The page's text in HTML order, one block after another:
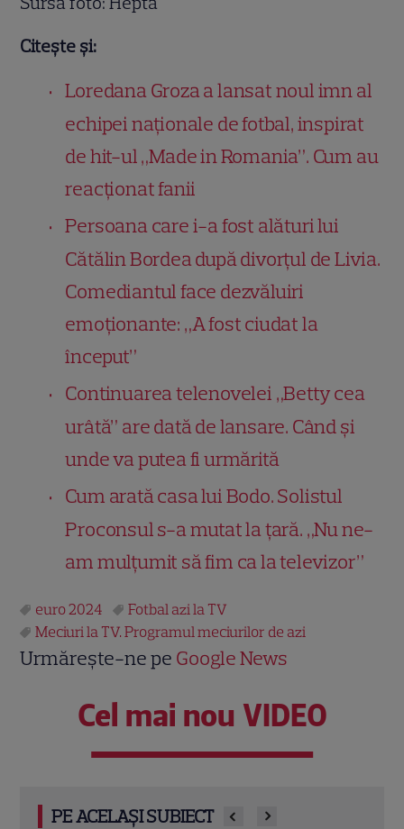
Citește și:
Loredana Groza a lansat noul imn al
echipei naționale de fotbal, inspirat
de hit-ul „Made in Romania”. Cum au
reacționat fanii
Persoana care i-a fost alături lui
Cătălin Bordea după divorțul de Livia.
Comediantul face dezvăluiri
emoționante: „A fost ciudat la
început”
Continuarea telenovelei „Betty cea
urâtă” are dată de lansare. Când și
unde va putea fi urmărită
Cum arată casa lui Bodo. Solistul
Proconsul s-a mutat la țară. „Nu ne-
am mulţumit să fim ca la televizor”
euro 2024
Fotbal azi la TV
Meciuri la TV. Programul meciurilor de azi
Urmărește-ne pe Google News
Cel mai nou VIDEO
PE ACELAȘI SUBIECT